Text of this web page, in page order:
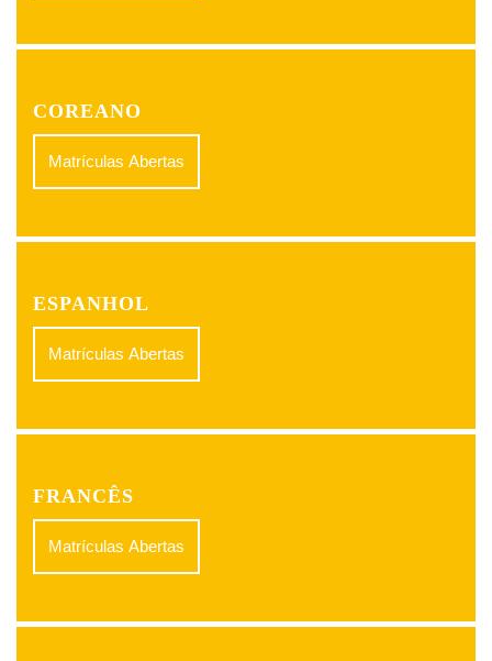
COREANO
Matrículas Abertas
ESPANHOL
Matrículas Abertas
FRANCÊS
Matrículas Abertas